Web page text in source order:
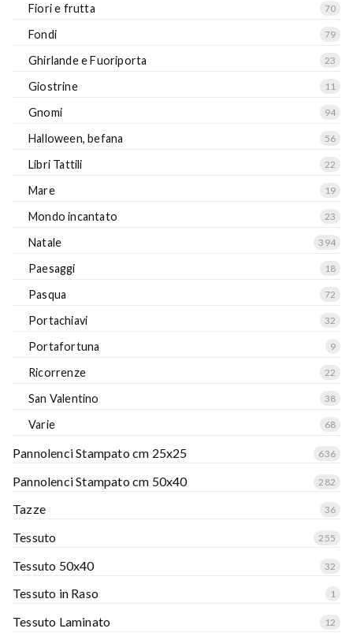
Fiori e frutta 70
Fondi 79
Ghirlande e Fuoriporta 23
Giostrine 11
Gnomi 94
Halloween, befana 56
Libri Tattili 22
Mare 19
Mondo incantato 23
Natale 394
Paesaggi 18
Pasqua 72
Portachiavi 32
Portafortuna 9
Ricorrenze 22
San Valentino 38
Varie 68
Pannolenci Stampato cm 25x25 636
Pannolenci Stampato cm 50x40 282
Tazze 36
Tessuto 255
Tessuto 50x40 32
Tessuto in Raso 1
Tessuto Laminato 12